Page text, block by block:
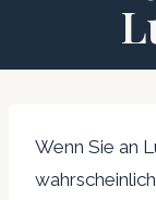
Wenn Sie an